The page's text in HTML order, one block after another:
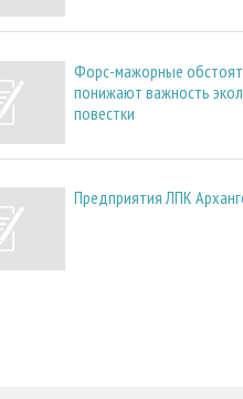
Форс-мажорные
понижают важность
повестки
Предприятия ЛПК